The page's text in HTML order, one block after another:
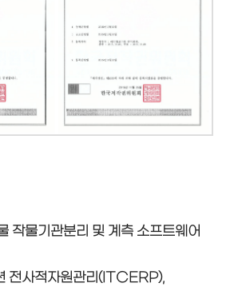
작물기관분리 및 계측 소프트웨어
전사적자원관리(ITCERP),